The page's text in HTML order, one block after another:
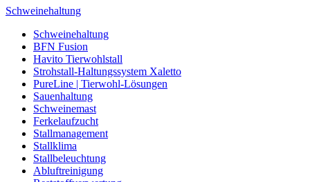
Schweinehaltung
Schweinehaltung
BFN Fusion
Havito Tierwohlstall
Strohstall-Haltungssystem Xaletto
PureLine | Tierwohl-Lösungen
Sauenhaltung
Schweinemast
Ferkelaufzucht
Stallmanagement
Stallklima
Stallbeleuchtung
Abluftreinigung